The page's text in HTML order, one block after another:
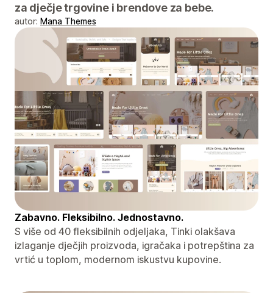
za dječje trgovine i brendove za bebe.
autor: Mana Themes
Zabavno. Fleksibilno. Jednostavno.
S više od 40 fleksibilnih odjeljaka, Tinki olakšava
izlaganje dječjih proizvoda, igračaka i potrepština za
vrtić u toplom, modernom iskustvu kupovine.